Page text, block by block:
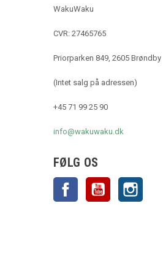
WakuWaku
CVR: 27465765
Priorparken 849, 2605 Brøndby
(Intet salg på adressen)
+45 71 99 25 90
info@wakuwaku.dk
FØLG OS
Facebook YouTube